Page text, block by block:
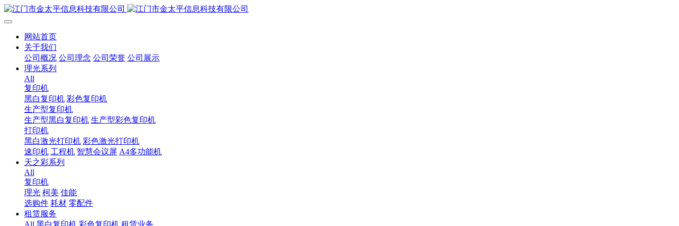
网站首页
关于我们
公司概况 公司理念 公司荣誉 公司展示
理光系列
All
复印机
黑白复印机 彩色复印机
生产型复印机
生产型黑白复印机 生产型彩色复印机
打印机
黑白激光打印机 彩色激光打印机
速印机 工程机 智慧会议屏 A4多功能机
天之彩系列
All
复印机
理光 柯美 佳能
选购件 耗材 零配件
租赁服务
All 黑白复印机 彩色复印机 租赁业务